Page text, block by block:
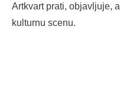
Artkvart prati, objavljuje,
kulturnu scenu.